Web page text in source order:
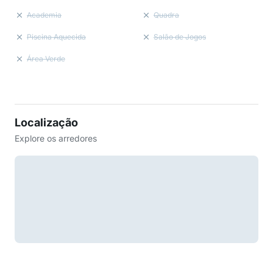
Academia Quadra
Piscina Aquecida Salão de Jogos
Área Verde
Localização
Explore os arredores